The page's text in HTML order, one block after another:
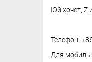
Юй хочет, Z
Телефон:
Для